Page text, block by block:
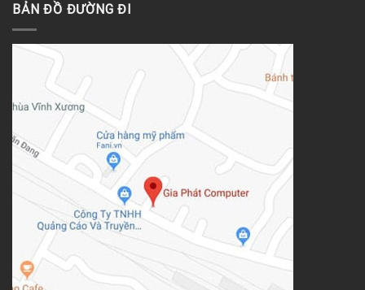
BẢN ĐỒ ĐƯỜNG ĐI